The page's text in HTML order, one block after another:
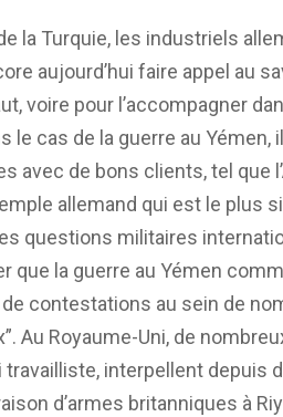
la Turquie, les industriels
aujourd’hui faire appel au
voire pour l’accompagner
le cas de la guerre au
avec de bons clients, tel que
allemand qui est le
questions militaires
que la guerre au Yémen
contestations au sein de
Au Royaume-Uni, de
travailliste, interpellent depuis
d’armes britanniques à